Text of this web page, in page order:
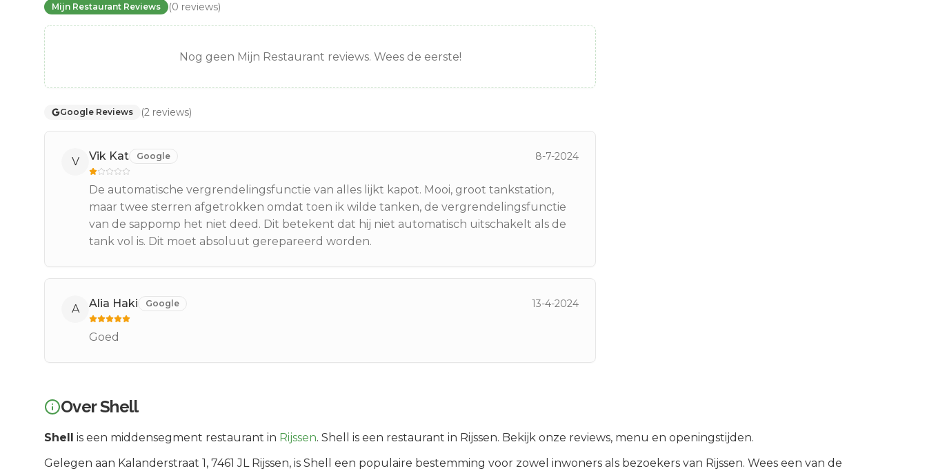
Mijn Restaurant Reviews (0 reviews)
Nog geen Mijn Restaurant reviews. Wees de eerste!
Google Reviews (2 reviews)
V Vik Kat Google 8-7-2024
De automatische vergrendelingsfunctie van alles lijkt kapot. Mooi, groot tankstation,
maar twee sterren afgetrokken omdat toen ik wilde tanken, de vergrendelingsfunctie
van de sappomp het niet deed. Dit betekent dat hij niet automatisch uitschakelt als de
tank vol is. Dit moet absoluut gerepareerd worden.
A Alia Haki Google 13-4-2024
Goed
OverShell
Shell is een middensegment restaurant in Rijssen. Shell is een restaurant in Rijssen. Bekijk onze reviews, menu en openingstijden.
Gelegen aan Kalanderstraat 1, 7461 JL Rijssen, is Shell een populaire bestemming voor zowel inwoners als bezoekers van Rijssen. Wees een van de